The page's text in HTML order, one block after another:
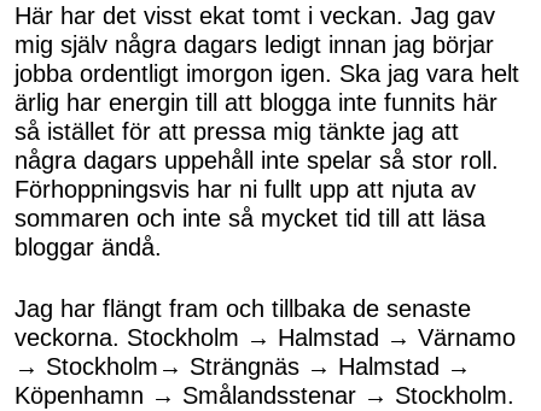
Här har det visst ekat tomt i veckan. Jag gav
mig själv några dagars ledigt innan jag börjar
jobba ordentligt imorgon igen. Ska jag vara helt
ärlig har energin till att blogga inte funnits här
så istället för att pressa mig tänkte jag att
några dagars uppehåll inte spelar så stor roll.
Förhoppningsvis har ni fullt upp att njuta av
sommaren och inte så mycket tid till att läsa
bloggar ändå.
Jag har flängt fram och tillbaka de senaste
veckorna. Stockholm → Halmstad → Värnamo
→ Stockholm→ Strängnäs → Halmstad →
Köpenhamn → Smålandsstenar → Stockholm.